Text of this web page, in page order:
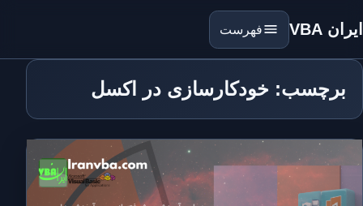
ایران VBA فهرست
برچسب: خودکارسازی در اکسل